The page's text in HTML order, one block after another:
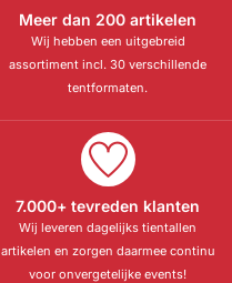
Meer dan 200 artikelen
Wij hebben een uitgebreid
assortiment incl. 30 verschillende
tentformaten.
7.000+ tevreden klanten
Wij leveren dagelijks tientallen
artikelen en zorgen daarmee continu
voor onvergetelijke events!